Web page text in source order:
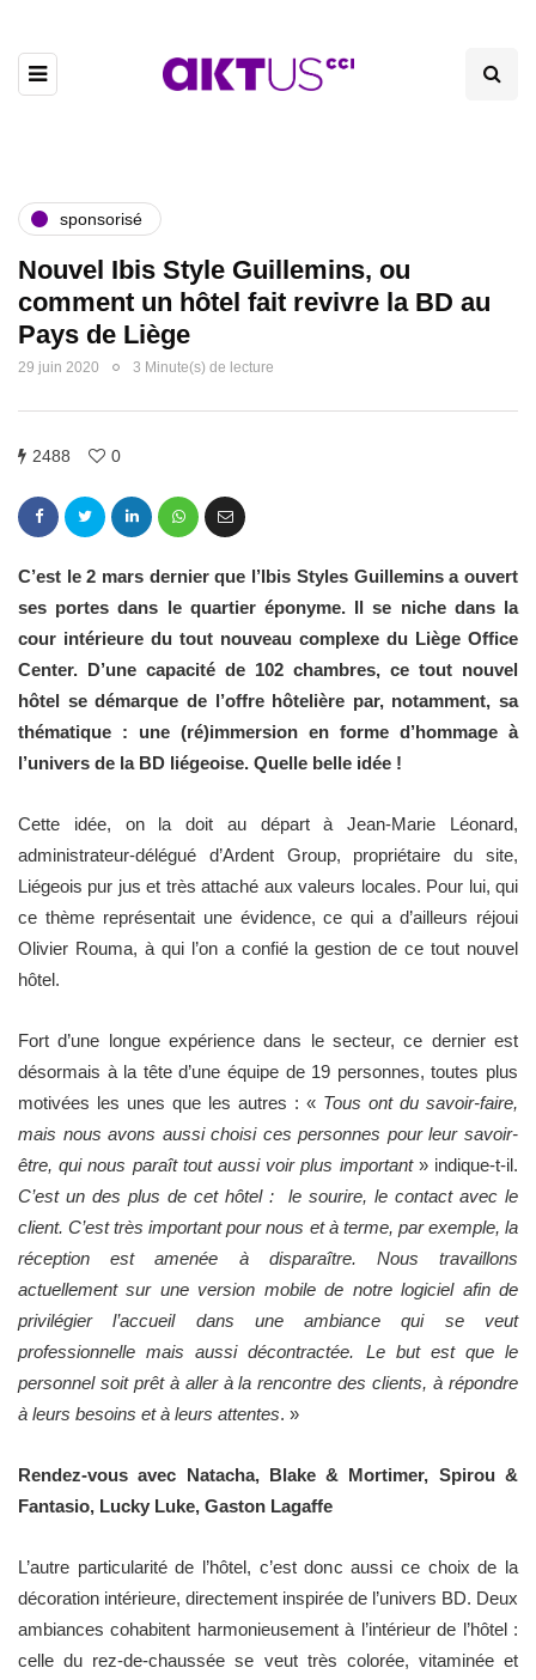
sponsorisé
Nouvel Ibis Style Guillemins, ou
comment un hôtel fait revivre la BD au
Pays de Liège
29 juin 2020 3 Minute(s) de lecture
2488 0
C’est le 2 mars dernier que l’Ibis Styles Guillemins a ouvert
ses portes dans le quartier éponyme. Il se niche dans la
cour intérieure du tout nouveau complexe du Liège Office
Center. D’une capacité de 102 chambres, ce tout nouvel
hôtel se démarque de l’offre hôtelière par, notamment, sa
thématique : une (ré)immersion en forme d’hommage à
l’univers de la BD liégeoise. Quelle belle idée !
Cette idée, on la doit au départ à Jean-Marie Léonard,
administrateur-délégué d’Ardent Group, propriétaire du site,
Liégeois pur jus et très attaché aux valeurs locales. Pour lui, qui
ce thème représentait une évidence, ce qui a d’ailleurs réjoui
Olivier Rouma, à qui l’on a confié la gestion de ce tout nouvel
hôtel.
Fort d’une longue expérience dans le secteur, ce dernier est
désormais à la tête d’une équipe de 19 personnes, toutes plus
motivées les unes que les autres : « Tous ont du savoir-faire,
mais nous avons aussi choisi ces personnes pour leur savoir-
être, qui nous paraît tout aussi voir plus important» indique-t-il.
C’est un des plus de cet hôtel : le sourire, le contact avec le
client. C’est très important pour nous et à terme, par exemple, la
réception est amenée à disparaître.
Nous travaillons
actuellement sur une version mobile de notre logiciel afin de
privilégier l’accueil dans une ambiance qui se veut
professionnelle mais aussi décontractée. Le but est que le
personnel soit prêt à aller à la rencontre des clients, à répondre
à leurs besoins et à leurs attentes. »
Rendez-vous avec Natacha, Blake & Mortimer, Spirou &
Fantasio, Lucky Luke, Gaston Lagaffe
L’autre particularité de l’hôtel, c’est donc aussi ce choix de la
décoration intérieure, directement inspirée de l’univers BD. Deux
ambiances cohabitent harmonieusement à l’intérieur de l’hôtel :
celle du rez-de-chaussée se veut très colorée, vitaminée et